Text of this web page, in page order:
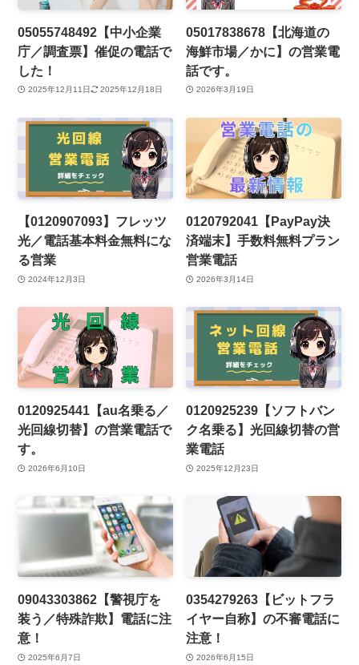
05055748492【中小企業
庁／調査票】催促の電話で
した！
2025年12月11日 2025年12月18日
05017838678【北海道の
海鮮市場／かに】の営業電
話です。
2026年3月19日
【0120907093】フレッツ
光／電話基本料金無料にな
る営業
2024年12月3日
0120792041【PayPay決
済端末】手数料無料プラン
営業電話
2026年3月14日
0120925441【au名乗る／
光回線切替】の営業電話で
す。
2026年6月10日
0120925239【ソフトバン
ク名乗る】光回線切替の営
業電話
2025年12月23日
09043303862【警視庁を
装う／特殊詐欺】電話に注
意！
2025年6月7日
0354279263【ビットフラ
イヤー自称】の不審電話に
注意！
2026年6月15日